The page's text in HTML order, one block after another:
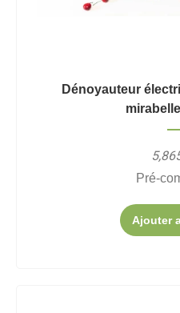
Dénoyauteur
Pré-
Ajouter